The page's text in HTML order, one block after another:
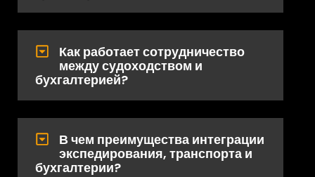
Как работает сотрудничество
между судоходством и
бухгалтерией?
В чем преимущества интеграции
экспедирования, транспорта и
бухгалтерии?